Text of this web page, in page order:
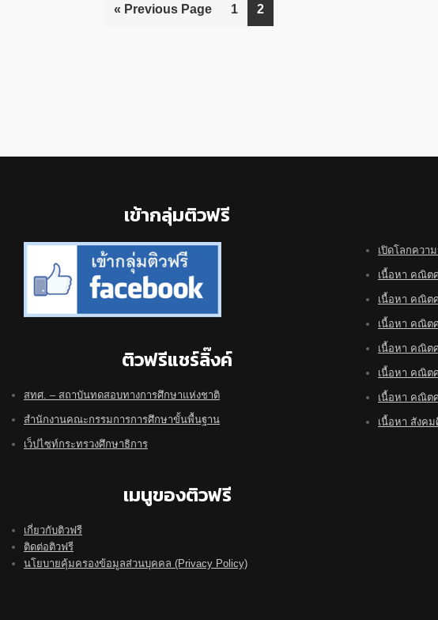
« Go
Previous Page
Go
1
Go
to
2
เข้ากลุ่มติวฟรี
ติวฟรีแชร์ลิ๊งค์
สทศ. – สถาบันทดสอบทางการศึกษาแห่งชาติ
สำนักงานคณะกรรมการการศึกษาขั้นพื้นฐาน
เว็ปไซท์กระทรวงศึกษาธิการ
เมนูของติวฟรี
เกี่ยวกับติวฟรี
ติดต่อติวฟรี
นโยบายคุ้มครองข้อมูลส่วนบุคคล (Privacy Policy)
เปิดโลกควา
เนื้อหา คณิต
เนื้อหา คณิต
เนื้อหา คณิต
เนื้อหา คณิต
เนื้อหา คณิต
เนื้อหา คณิต
เนื้อหา สังค